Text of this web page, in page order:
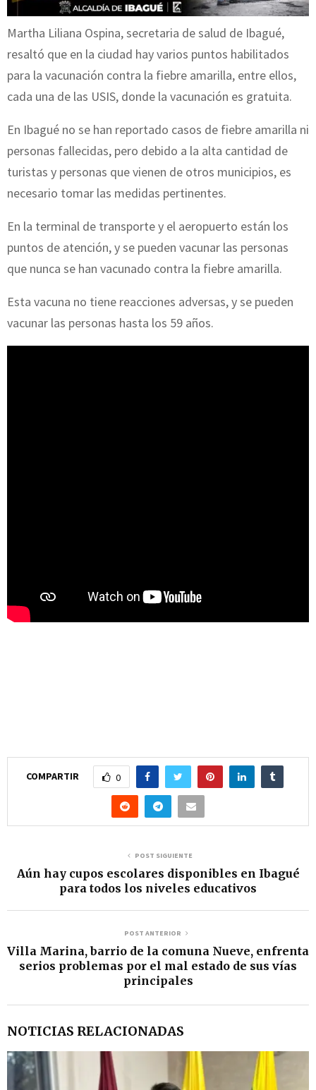
Martha Liliana Ospina, secretaria de salud de Ibagué,
resaltó que en la ciudad hay varios puntos habilitados
para la vacunación contra la fiebre amarilla, entre ellos,
cada una de las USIS, donde la vacunación es gratuita.
En Ibagué no se han reportado casos de fiebre amarilla ni
personas fallecidas, pero debido a la alta cantidad de
turistas y personas que vienen de otros municipios, es
necesario tomar las medidas pertinentes.
En la terminal de transporte y el aeropuerto están los
puntos de atención, y se pueden vacunar las personas
que nunca se han vacunado contra la fiebre amarilla.
Esta vacuna no tiene reacciones adversas, y se pueden
vacunar las personas hasta los 59 años.
COMPARTIR 0
POST SIGUIENTE
Aún hay cupos escolares disponibles en Ibagué
para todos los niveles educativos
POST ANTERIOR
Villa Marina, barrio de la comuna Nueve, enfrenta
serios problemas por el mal estado de sus vías
principales
NOTICIAS RELACIONADAS